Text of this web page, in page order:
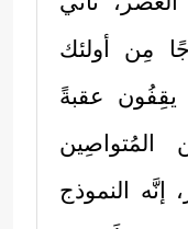
مِن أولئك
يقِفُون عقبةً
المُتواصِين
إنَّه النموذج